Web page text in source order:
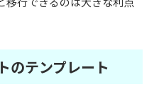
のテンプレート